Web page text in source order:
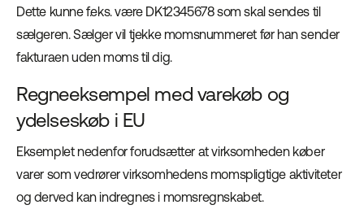
Dette kunne f.eks. være DK12345678 som skal sendes til
sælgeren. Sælger vil tjekke momsnummeret før han sender
fakturaen uden moms til dig.
Regneeksempel med varekøb og
ydelseskøb i EU
Eksemplet nedenfor forudsætter at virksomheden køber
varer som vedrører virksomhedens momspligtige aktiviteter
og derved kan indregnes i momsregnskabet.